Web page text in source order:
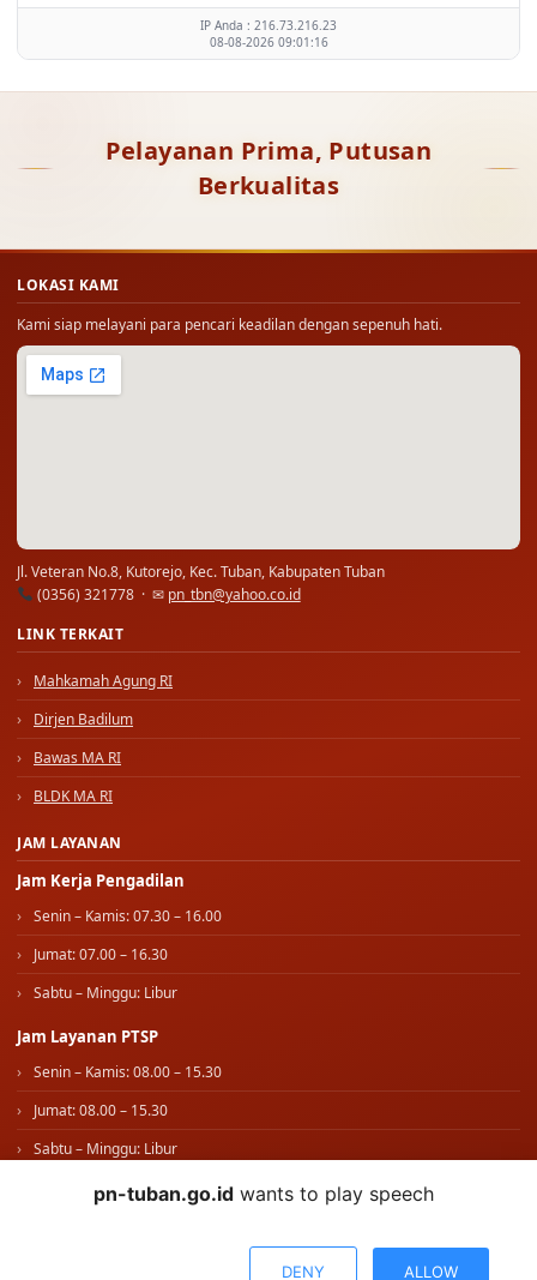
IP Anda : 216.73.216.23
08-08-2026 09:01:16
Pelayanan Prima, Putusan
Berkualitas
LOKASI KAMI
Kami siap melayani para pencari keadilan dengan sepenuh hati.
Jl. Veteran No.8, Kutorejo, Kec. Tuban, Kabupaten Tuban
(0356) 321778 · ✉ pn_tbn@yahoo.co.id
LINK TERKAIT
Mahkamah Agung RI
Dirjen Badilum
Bawas MA RI
BLDK MA RI
JAM LAYANAN
Jam Kerja Pengadilan
Senin – Kamis: 07.30 – 16.00
Jumat: 07.00 – 16.30
Sabtu – Minggu: Libur
Jam Layanan PTSP
Senin – Kamis: 08.00 – 15.30
Jumat: 08.00 – 15.30
Sabtu – Minggu: Libur
IKUTI KAMIpn-tuban.go.id wants to play speech
DENY ALLOW